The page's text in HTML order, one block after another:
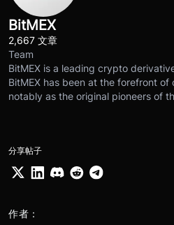
BitMEX
2,667 文章
Team
BitMEX is a leading crypto
BitMEX has been at the forefront
notably as the original pioneers of
分享帖子
作者：